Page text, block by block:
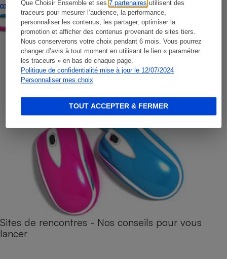
Que Choisir Ensemble et ses7 partenaires utilisent des
traceurs pour mesurer l’audience, la performance,
personnaliser les contenus, les partager, optimiser la
promotion et afficher des contenus provenant de sites tiers.
Nous conserverons votre choix pendant 6 mois. Vous pourrez
changer d’avis à tout moment en utilisant le lien « paramétrer
les traceurs » en bas de chaque page.
Politique de confidentialité mise à jour le 12/07/2024
Personnaliser mes choix
TOUT ACCEPTER & FERMER
CONSEILS
Sites de rencontres - Nos conseils pour vous
lancer